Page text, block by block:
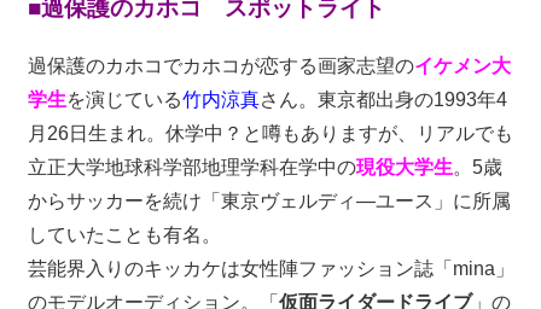
■過保護のカホコ スポットライト
過保護のカホコでカホコが恋する画家志望のイケメン大
学生を演じている竹内涼真さん。東京都出身の1993年4
月26日生まれ。休学中？と噂もありますが、リアルでも
立正大学地球科学部地理学科在学中の現役大学生。5歳
からサッカーを続け「東京ヴェルディ―ユース」に所属
していたことも有名。
芸能界入りのキッカケは女性陣ファッション誌「mina」
のモデルオーディション。「 仮面ライダードライブ」の